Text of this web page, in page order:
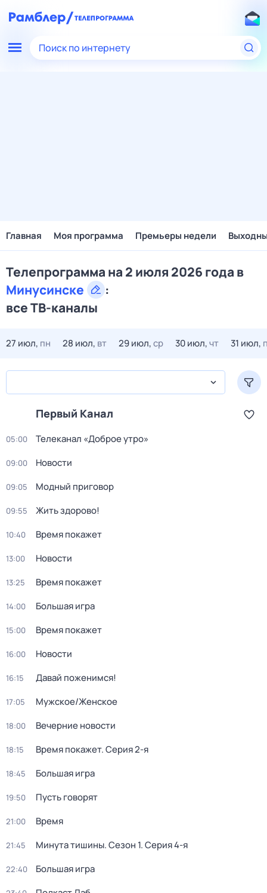
Поиск по интернету
Главная Моя программа Премьеры недели
Телепрограмма на 2 июля 2026 года в
Минусинске
:
все ТВ-каналы
27 июл, пн 28 июл, вт 29 июл,ср 30 июл,чт 31 июл,
Первый Канал
05:00 Телеканал «Доброе утро»
09:00 Новости
09:05 Модный приговор
09:55 Жить здорово!
10:40 Время покажет
13:00 Новости
13:25 Время покажет
14:00 Большая игра
15:00 Время покажет
16:00 Новости
16:15 Давай поженимся!
17:05 Мужское/Женское
18:00 Вечерние новости
18:15 Время покажет. Серия 2-я
18:45 Большая игра
19:50 Пусть говорят
21:00 Время
21:45 Минута тишины. Сезон 1. Серия 4-я
22:40 Большая игра